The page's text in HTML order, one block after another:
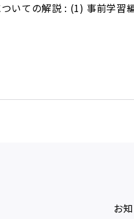
いての解説 : (1) 事前学習
お